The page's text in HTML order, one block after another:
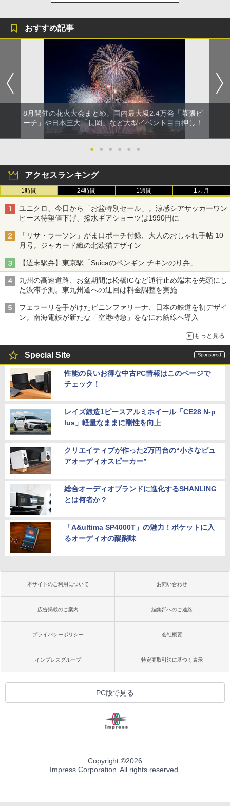
おすすめ記事
8月開催の花火大会まとめ。国内最大級2.4万発「幕張ビ
ーチ」や日本三大「長岡」など大型イベント目白押し！
● ● ● ● ● ●
アクセスランキング
1時間 24時間 1週間 1カ月
ユニクロ、今日から「お盆特別セール」。涼感シアサッカーワン
ピース待望値下げ、撥水ギアショーツは1990円に
「リサ・ラーソン」がま口ポーチ付録、大人のおしゃれ手帖 10
月号。ジャカード織の北欧猫デザイン
【週末駅弁】東京駅「Suicaのペンギン チキンのり弁」
九州の高速道路、お盆期間は松橋ICなど通行止め端末を先頭にし
た渋滞予測。東九州道への迂回は料金調整を実施
フェラーリを手がけたピニンファリーナ、日本の鉄道を初デザイ
ン。南海電鉄が新たな「空港特急」をなにわ筋線へ導入
もっと見る
Special Site
性能の良いお得な中古PC情報はこのページで
チェック！
レイズ鍛造1ピースアルミホイール「CE28 N-p
lus」軽量なままに剛性を向上
クリエイティブが作った2万円台の“小さなピュ
アオーディオスピーカー”
総合オーディオブランドに進化するSHANLING
とは何者か？
「A&ultima SP4000T」の魅力！ポケットに入
るオーディオの醍醐味
本サイトのご利用について お問い合わせ
広告掲載のご案内 編集部へのご連絡
プライバシーポリシー 会社概要
インプレスグループ 特定商取引法に基づく表示
PC版で見る
Copyright ©2026
Impress Corporation. All rights reserved.